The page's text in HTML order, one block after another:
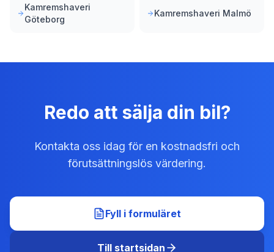
Kamremshaveri
Göteborg
Kamremshaveri Malmö
Redo att sälja din bil?
Kontakta oss idag för en kostnadsfri och
förutsättningslös värdering.
Fyll i formuläret
Till startsidan